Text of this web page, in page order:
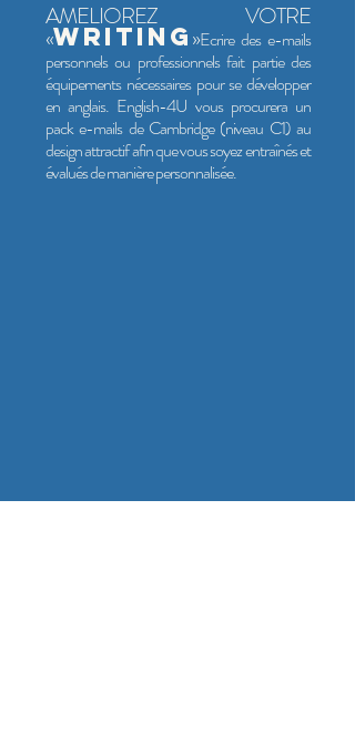
AMELIOREZ VOTRE
«WRITING»Ecrire des e-mails
personnels ou professionnels fait partie des
équipements nécessaires pour se développer
en anglais. English-4U vous procurera un
pack e-mails de Cambridge (niveau C1) au
design attractif afin que vous soyez entraînés et
évalués de manière personnalisée.